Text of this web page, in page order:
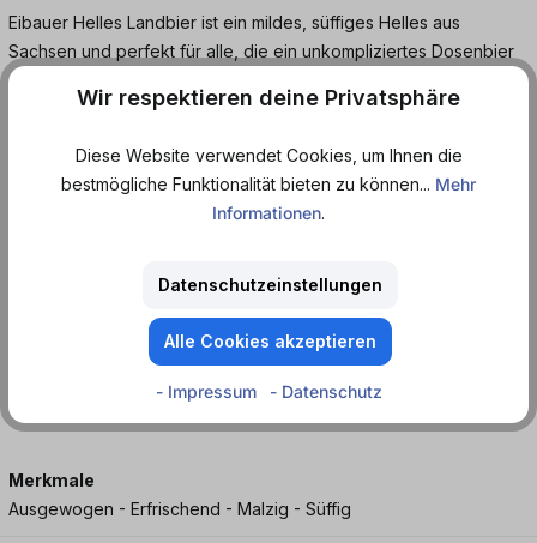
Eibauer Helles Landbier ist ein mildes, süffiges Helles aus
Sachsen und perfekt für alle, die ein unkompliziertes Dosenbier
mit weichem Geschmack suchen. Es trinkt sich angenehm rund,
mit leichter Malznote und ohne zu viel Bittere, ideal für
Aus der Dose ist Eibauer Helles Landbier schnell gekühlt,
praktisch zu lagern und damit wie gemacht für Kühlschrank,
dieses Landbier eine gute Ergänzung für deinen Getränke Vorrat.
Merkmale
Ausgewogen - Erfrischend - Malzig - Süffig
Wir respektieren deine Privatsphäre
Diese Website verwendet Cookies, um Ihnen die
bestmögliche Funktionalität bieten zu können... Mehr
Informationen.
Datenschutzeinstellungen
Alle Cookies akzeptieren
- Impressum - Datenschutz